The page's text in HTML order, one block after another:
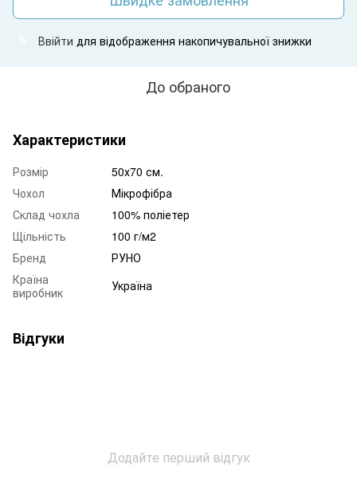
Ввійти для відображення накопичувальної знижки
До обраного
Характеристики
Розмір
50х70 см.
Чохол
Мікрофібра
Склад чохла
100% поліетер
Щільність
100 г/м2
Бренд
РУНО
Країна
виробник
Україна
Відгуки
Додайте перший відгук